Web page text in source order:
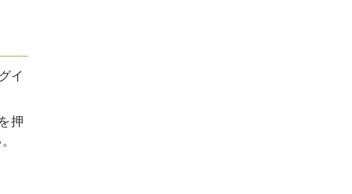
イ
押